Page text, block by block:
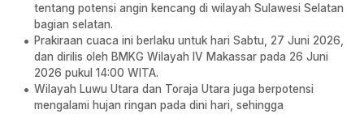
tentang potensi angin kencang di wilayah Sulawesi Selatan
bagian selatan.
Prakiraan cuaca ini berlaku untuk hari Sabtu, 27 Juni 2026,
dan dirilis oleh BMKG Wilayah IV Makassar pada 26 Juni
2026 pukul 14:00 WITA.
Wilayah Luwu Utara dan Toraja Utara juga berpotensi
mengalami hujan ringan pada dini hari, sehingga